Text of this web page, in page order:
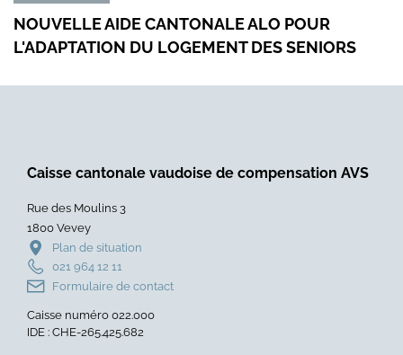
NOUVELLE AIDE CANTONALE ALO POUR
L'ADAPTATION DU LOGEMENT DES SENIORS
suite
de
pour
du
logement
des
seniors
Caisse cantonale vaudoise de compensation AVS
Rue des Moulins 3
1800 Vevey
Plan de situation
021 964 12 11
Formulaire de contact
Caisse numéro 022.000
IDE : CHE-265.425.682